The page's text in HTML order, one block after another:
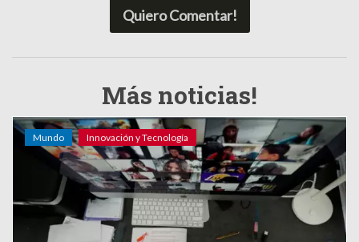
Quiero Comentar!
Más noticias!
Mundo Innovación y Tecnología